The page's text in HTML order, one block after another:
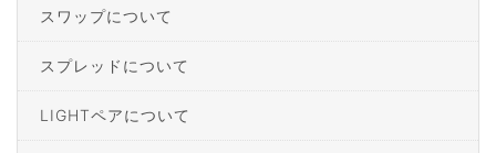
スワップについて
スプレッドについて
LIGHTペアについて